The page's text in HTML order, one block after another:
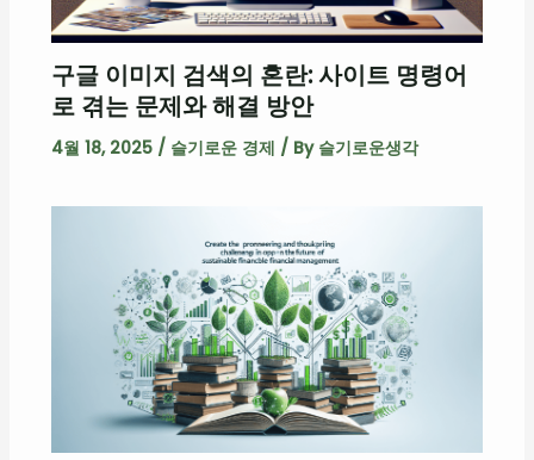
구글 이미지 검색의 혼란: 사이트 명령어
로 겪는 문제와 해결 방안
4월 18, 2025 / 슬기로운 경제 / By 슬기로운생각